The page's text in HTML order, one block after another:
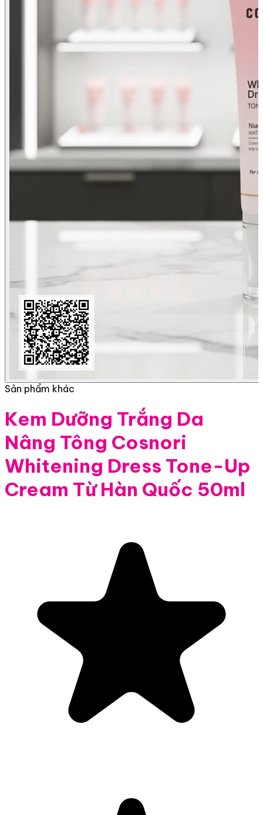
Sản phẩm khác
Kem Dưỡng Trắng Da
Nâng Tông Cosnori
Whitening Dress Tone-Up
Cream Từ Hàn Quốc 50ml